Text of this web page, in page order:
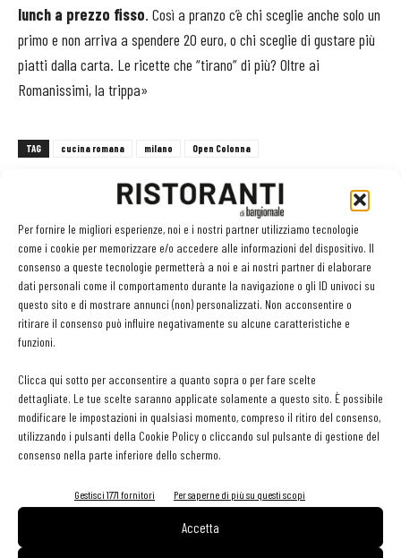
Per fornire le migliori esperienze, noi e i nostri partner utilizziamo tecnologie
come i cookie per memorizzare e/o accedere alle informazioni del dispositivo. Il
consenso a queste tecnologie permetterà a noi e ai nostri partner di elaborare
dati personali come il comportamento durante la navigazione o gli ID univoci su
questo sito e di mostrare annunci (non) personalizzati. Non acconsentire o
ritirare il consenso può influire negativamente su alcune caratteristiche e
funzioni.
Clicca qui sotto per acconsentire a quanto sopra o per fare scelte
dettagliate. Le tue scelte saranno applicate solamente a questo sito. È possibile
modificare le impostazioni in qualsiasi momento, compreso il ritiro del consenso,
utilizzando i pulsanti della Cookie Policy o cliccando sul pulsante di gestione del
consenso nella parte inferiore dello schermo.
Gestisci 1771 fornitori Per saperne di più su questi scopi
Accetta
lunch a prezzo fisso. Così a pranzo c’è chi sceglie anche solo un
primo e non arriva a spendere 20 euro, o chi sceglie di gustare più
piatti dalla carta. Le ricette che “tirano” di più? Oltre ai
Romanissimi, la trippa»
TAG cucina romana milano Open Colonna
Facebook Twitter
LEGGI ANCHE
Metti il gusto del caffè a tutto pasto
scelta giusta è puntare sul premium